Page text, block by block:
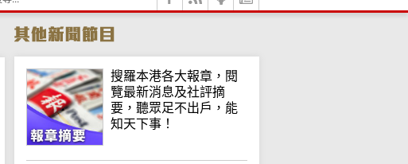
搜羅本港各大報章，閱
覽最新消息及社評摘
要，聽眾足不出戶，能
知天下事！